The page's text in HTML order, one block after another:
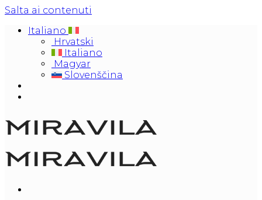
Salta ai contenuti
Italiano
Hrvatski
Italiano
Magyar
Slovenščina